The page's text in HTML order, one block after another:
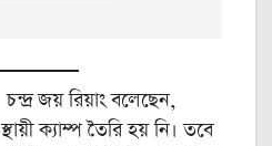
জয় রিয়াং বলেছেন,
ক্যাম্প তৈরি হয় নি। তবে